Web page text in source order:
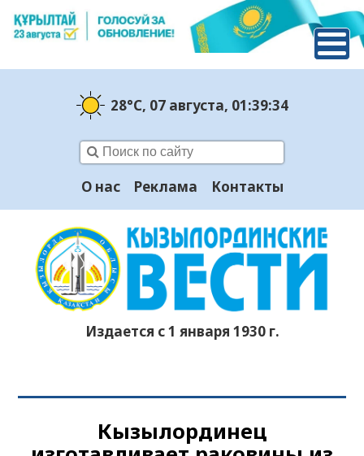
28°C, 07 августа, 01:39:35
О нас Реклама Контакты
Издается с 1 января 1930 г.
Кызылординец